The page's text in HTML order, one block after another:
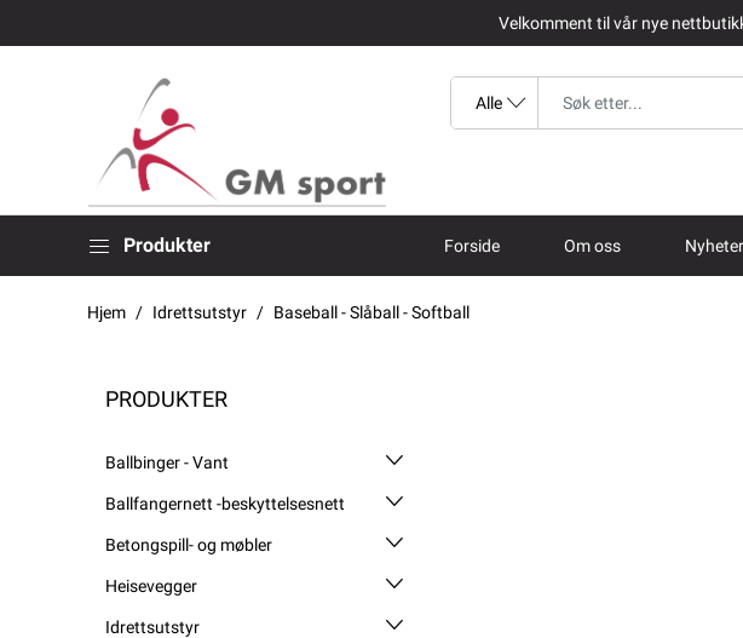
Velkomment til vår nye
Produkter Forside Om oss Nyheter
Hjem Idrettsutstyr Baseball - Slåball - Softball
PRODUKTER
Ballbinger - Vant
Ballfangernett -beskyttelsesnett
Betongspill- og møbler
Heisevegger
Idrettsutstyr